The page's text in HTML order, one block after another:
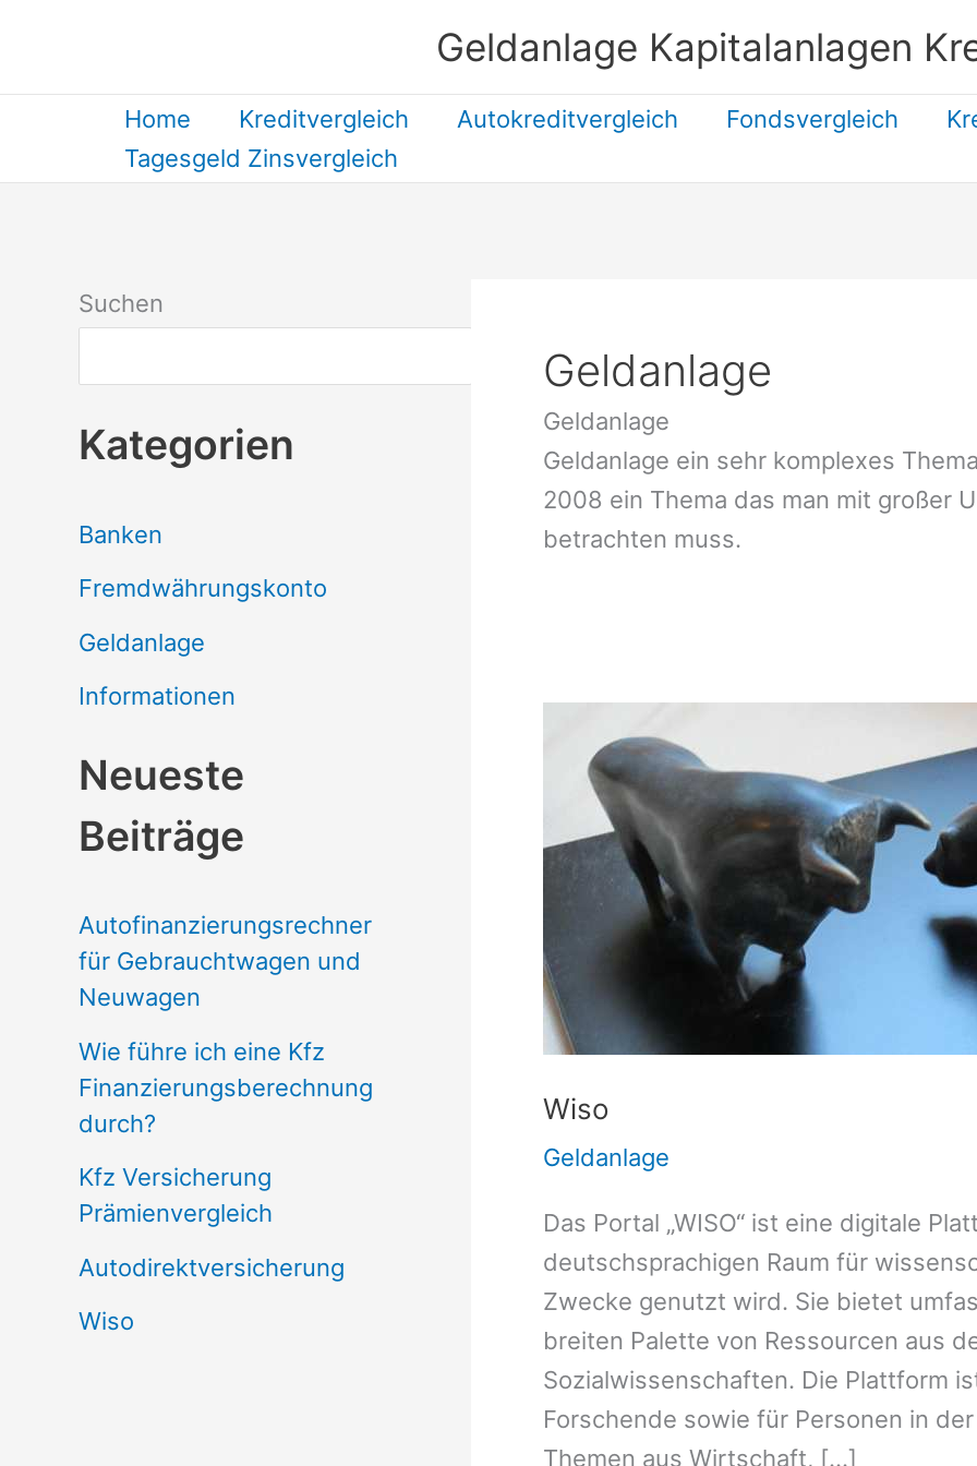
springen
Geldanlage Kapitalanlagen
Home Kreditvergleich Autokreditvergleich Fondsvergleich
Tagesgeld Zinsvergleich
Suchen
Suchen
Kategorien
Banken
Fremdwährungskonto
Geldanlage
Informationen
Neueste
Beiträge
Autofinanzierungsrechner
für Gebrauchtwagen und
Neuwagen
Wie führe ich eine Kfz
Finanzierungsberechnung
durch?
Kfz Versicherung
Prämienvergleich
Autodirektversicherung
Wiso
Geldanlage
Geldanlage
Geldanlage ein sehr komplexes
2008 ein Thema das man mit großer
betrachten muss.
Wiso
Geldanlage
Das Portal „WISO“ ist eine digitale
deutschsprachigen Raum für
Zwecke genutzt wird. Sie bietet
breiten Palette von Ressourcen aus
Sozialwissenschaften. Die Plattform
Forschende sowie für Personen in
Themen aus Wirtschaft, […]